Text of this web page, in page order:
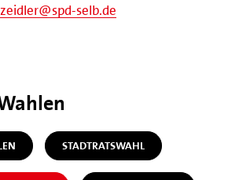
selb.de
STADTRATSWAHL